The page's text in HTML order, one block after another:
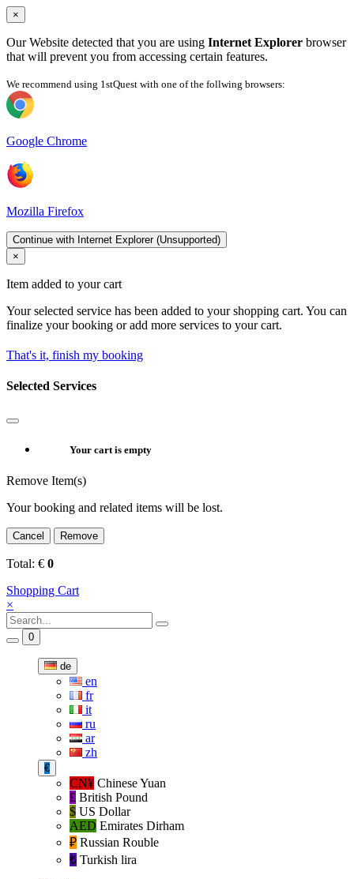
×
Our Website detected that you are using Internet Explorer browser
that will prevent you from accessing certain features.
We recommend using 1stQuest with one of the follwing browsers:
Google Chrome
Mozilla Firefox
Continue with Internet Explorer (Unsupported)
×
Item added to your cart
Your selected service has been added to your shopping cart. You can
finalize your booking or add more services to your cart.
That's it, finish my booking
Selected Services
Your cart is empty
Remove Item(s)
Your booking and related items will be lost.
Cancel Remove
Total: € 0
Shopping Cart
×
0
de
en
fr
it
ru
ar
zh
€
CN¥ Chinese Yuan
£ British Pound
$ US Dollar
AED Emirates Dirham
₽‎ Russian Rouble
₺‎ Turkish lira